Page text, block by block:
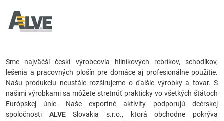
Sme najväčší českí výrobcovia hliníkových rebríkov, schodíkov,
lešenia a pracovných plošín pre domáce aj profesionálne použitie.
Našu produkciu neustále rozširujeme o ďalšie výrobky a tovar. S
našimi výrobkami sa môžete stretnúť prakticky vo všetkých štátoch
Európskej únie. Naše exportné aktivity podporujú dcérskej
spoločnosti ALVESlovakia s.r.o., ktorá obchodne pokrýva